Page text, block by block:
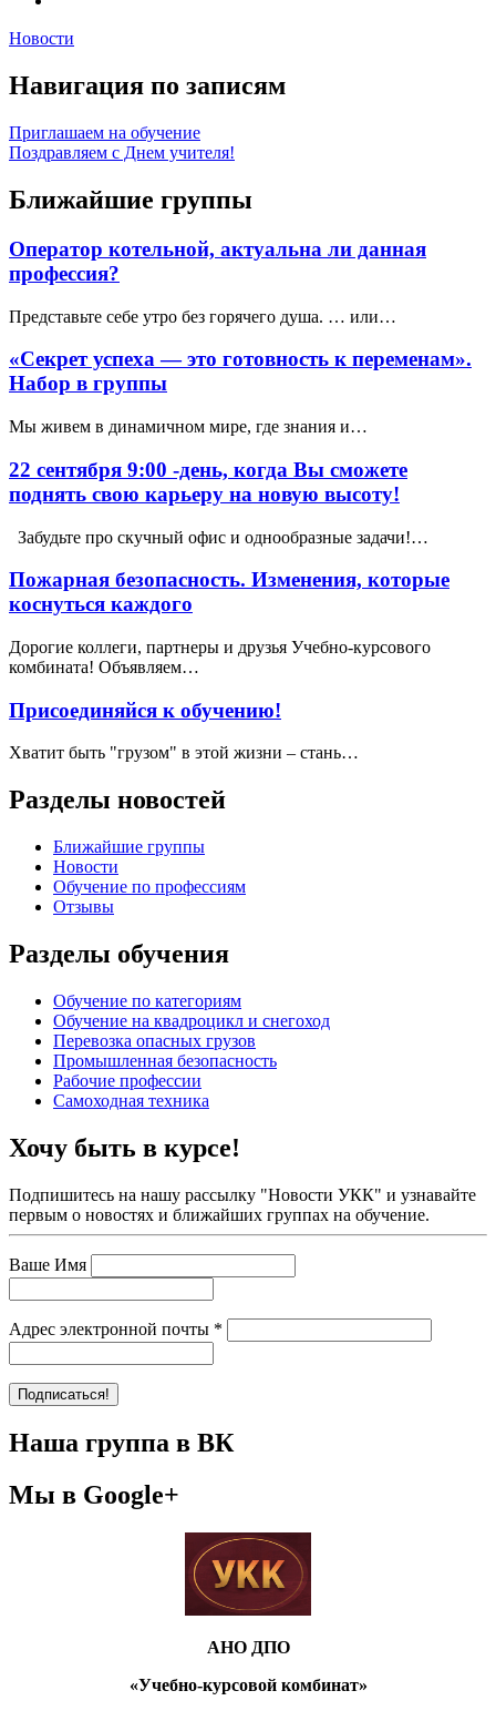
Новости
Навигация по записям
Приглашаем на обучение
Поздравляем с Днем учителя!
Ближайшие группы
Оператор котельной, актуальна ли данная
профессия?
Представьте себе утро без горячего душа. … или…
«Секрет успеха — это готовность к переменам».
Набор в группы
Мы живем в динамичном мире, где знания и…
22 сентября 9:00 -день, когда Вы сможете
поднять свою карьеру на новую высоту!
Забудьте про скучный офис и однообразные задачи!…
Пожарная безопасность. Изменения, которые
коснуться каждого
Дорогие коллеги, партнеры и друзья Учебно-курсового
комбината! Объявляем…
Присоединяйся к обучению!
Хватит быть "грузом" в этой жизни – стань…
Разделы новостей
Ближайшие группы
Новости
Обучение по профессиям
Отзывы
Разделы обучения
Обучение по категориям
Обучение на квадроцикл и снегоход
Перевозка опасных грузов
Промышленная безопасность
Рабочие профессии
Самоходная техника
Хочу быть в курсе!
Подпишитесь на нашу рассылку "Новости УКК" и узнавайте
первым о новостях и ближайших группах на обучение.
Ваше Имя
Адрес электронной почты *
Наша группа в ВК
Мы в Google+
АНО ДПО
«Учебно-курсовой комбинат»